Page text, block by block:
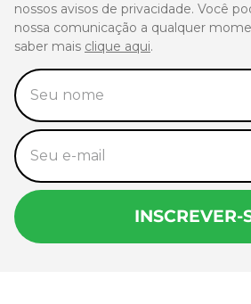
nossos avisos de privacidade. Você
nossa comunicação a qualquer
saber mais clique aqui.
INSCREVER-